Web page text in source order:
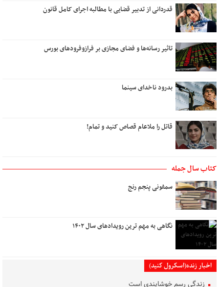
قدردانی از تدبیر قضایی با مطالبه اجرای کامل قانون
تاثیر رسانه‌ها و فضای مجازی بر فرازوفرودهای بورس
بدرود ناخدای سینما
قاتل را ملاعام قصاص کنید و تمام!
کتاب سال جمله
سمفونی پنجم رنج
نگاهی به مهم ترین رویدادهای سال ۱۴۰۲
اخبار زنده(اسکرول کنید)
زندگی رسم خوشایندی است